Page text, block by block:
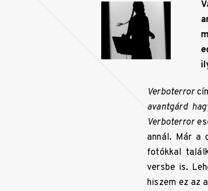
Verboterror
avantgárd
Verboterror
annál. Már a
fotókkal
versbe is.
hiszem ez az